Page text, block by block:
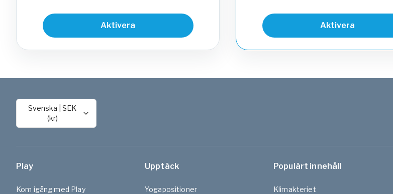
Aktivera Aktivera
Svenska |SEK
(kr)
Play
Kom igång med Play
Upptäck
Yogapositioner
Populärt innehåll
Klimakteriet